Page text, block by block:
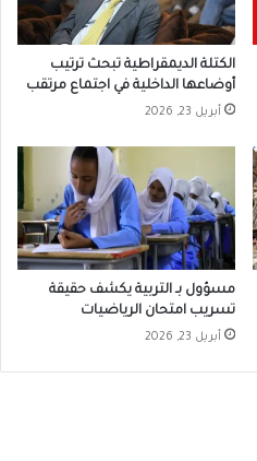
الكتلة الديمقراطية تبحث ترتيب
أوضاعها الداخلية في اجتماع مرتقب
أبريل 23, 2026
مسؤول بـ التربية يكشف حقيقة
تسريب امتحان الرياضيات
أبريل 23, 2026